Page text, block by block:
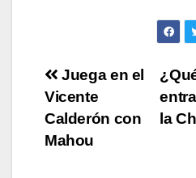
Navegación
de
entradas
la
Juega en el
Vicente
Calderón con
Mahou